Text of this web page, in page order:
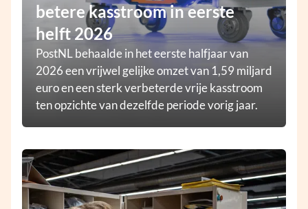
betere kasstroom in eerste
helft 2026
PostNL behaalde in het eerste halfjaar van
2026 een vrijwel gelijke omzet van 1,59 miljard
euro en een sterk verbeterde vrije kasstroom
ten opzichte van dezelfde periode vorig jaar.